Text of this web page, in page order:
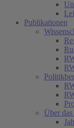
Publikationen
Über